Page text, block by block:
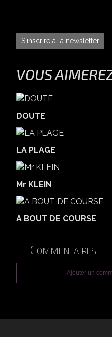
S'inscrire à la newsletter
VOUS
DOUTE
LA PLAGE
Mr KLEIN
A BOUT DE COURSE
Commentaires
Ajouter un